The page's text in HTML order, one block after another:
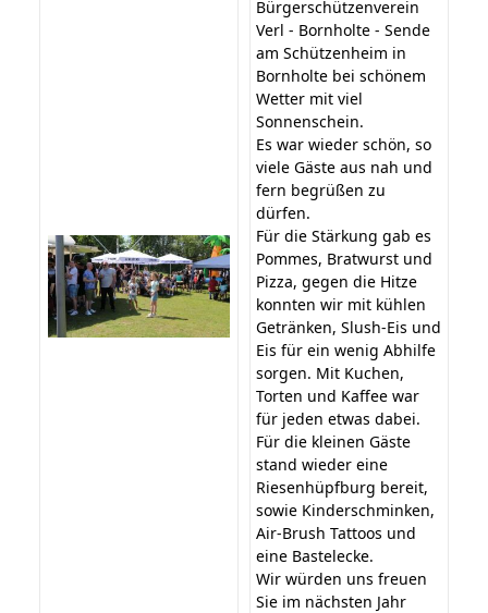
Bürgerschützenverein
Verl - Bornholte - Sende
am Schützenheim in
Bornholte bei schönem
Wetter mit viel
Sonnenschein.
Es war wieder schön, so
viele Gäste aus nah und
fern begrüßen zu
dürfen.
Für die Stärkung gab es
Pommes, Bratwurst und
Pizza, gegen die Hitze
konnten wir mit kühlen
Getränken, Slush-Eis und
Eis für ein wenig Abhilfe
sorgen. Mit Kuchen,
Torten und Kaffee war
für jeden etwas dabei.
Für die kleinen Gäste
stand wieder eine
Riesenhüpfburg bereit,
sowie Kinderschminken,
Air-Brush Tattoos und
eine Bastelecke.
Wir würden uns freuen
Sie im nächsten Jahr